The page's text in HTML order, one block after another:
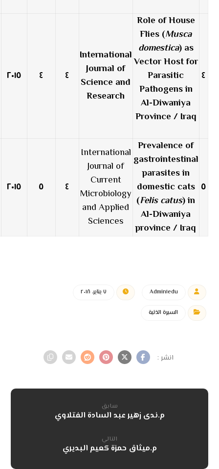
٤
Role of House
Flies (Musca
domestica) as
Vector Host for
Parasitic
Pathogens in
Al-Diwaniya
Province / Iraq
International
Journal of
Science and
Research
٤ ٤ ٢٠١٥
٥
Prevalence of
gastrointestinal
parasites in
domestic cats
(Felis catus) in
Al-Diwaniya
province / Iraq
International
Journal of
Current
Microbiology
and Applied
Sciences
٤ ٥ ٢٠١٥
Admin١edu ٧ يناير، ٢٠١٨
السيرة الذتية
سابق
م.ندى زهير عبد السادة الفتلاوي
التالي
م.ميثاق حمزة كعيم البديري